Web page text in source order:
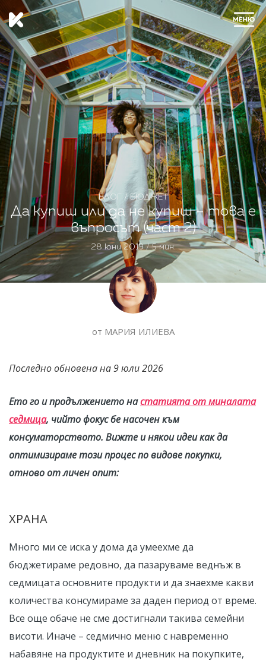
ЗАТВОРИ
БЛОГ /БЮДЖЕТ
Да купиш или да не купиш – това е
въпросът (част 2)
28 юни 2019 / 5 мин.
от МАРИЯ ИЛИЕВА
Последно обновена на9 юли 2026
Ето го и продължението настатията от миналата
седмица, чийто фокус бе насочен към
консуматорството. Вижте и някои идеи как да
оптимизираме този процес по видове покупки,
отново от личен опит:
ХРАНА
Много ми се иска у дома да умеехме да
бюджетираме редовно, да пазаруваме веднъж в
седмицата основните продукти и да знаехме какви
количества консумираме за даден период от време.
Все още обаче не сме достигнали такива семейни
висоти. Иначе – седмично меню с навременно
набавяне на продуктите и дневник на покупките,